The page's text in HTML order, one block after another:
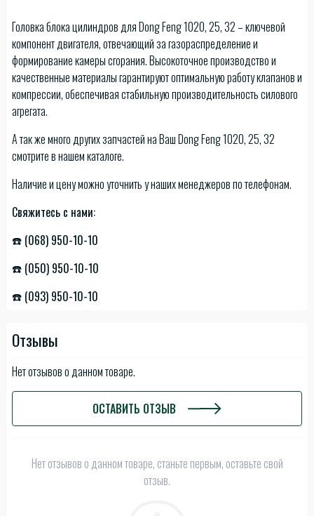
Головка блока цилиндров для Dong Feng 1020, 25, 32 – ключевой
компонент двигателя, отвечающий за газораспределение и
формирование камеры сгорания. Высокоточное производство и
качественные материалы гарантируют оптимальную работу клапанов и
компрессии, обеспечивая стабильную производительность силового
агрегата.
А так же много других запчастей на Ваш Dong Feng 1020, 25, 32
смотрите в нашем каталоге.
Наличие и цену можно уточнить у наших менеджеров по телефонам.
Свяжитесь с нами:
☎️ (068) 950-10-10
☎️ (050) 950-10-10
☎️ (093) 950-10-10
Отзывы
Нет отзывов о данном товаре.
ОСТАВИТЬ ОТЗЫВ
Нет отзывов о данном товаре, станьте первым, оставьте свой
отзыв.